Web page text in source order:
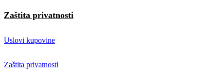
Zaštita privatnosti
Uslovi kupovine
Zaštita privatnosti